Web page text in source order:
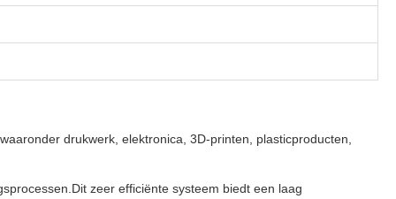
drukwerk, elektronica, 3D-printen, plasticproducten,
zeer efficiënte systeem biedt een laag